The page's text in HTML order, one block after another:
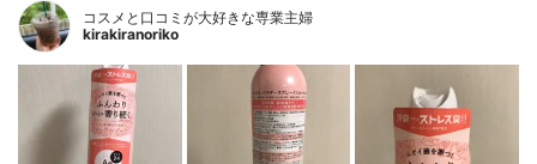
コスメと口コミが大好きな専業主婦
kirakiranoriko